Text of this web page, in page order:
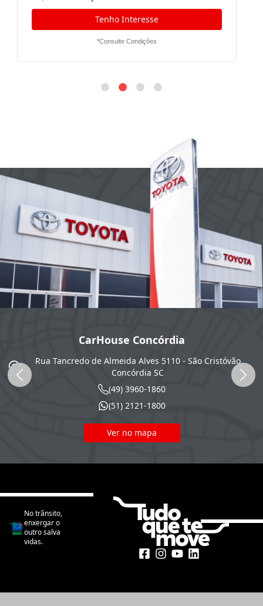
Tenho Interesse
*Consulte Condições
CarHouse Concórdia
Rua Tancredo de Almeida Alves 5110 - São Cristóvão
Concórdia SC
(49) 3960-1860
(51) 2121-1800
Ver no mapa
No trânsito,
enxergar o
outro salva
vidas.